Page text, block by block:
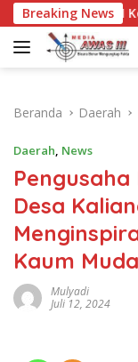
Langsung
ke
konten
Breaking News
RI Ke-80
Beranda Daerah
Daerah, News
Desa
Kaum Muda
Mulyadi
Juli 12, 2024